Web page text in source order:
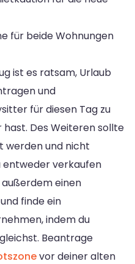
für beide Wohnungen
ist es ratsam, Urlaub
und
für diesen Tag zu
hast. Des Weiteren sollte
werden und nicht
verkaufen
einen
finde ein
indem du
Beantrage
vor deiner alten